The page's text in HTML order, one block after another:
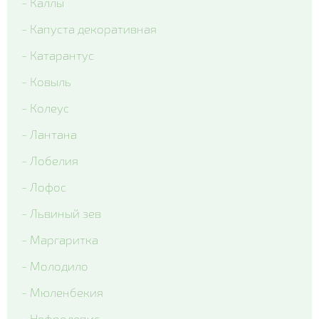
- Капуста декоративная
- Катарантус
- Ковыль
- Колеус
- Лантана
- Лобелия
- Лофос
- Львиный зев
- Маргаритка
- Молодило
- Мюленбекия